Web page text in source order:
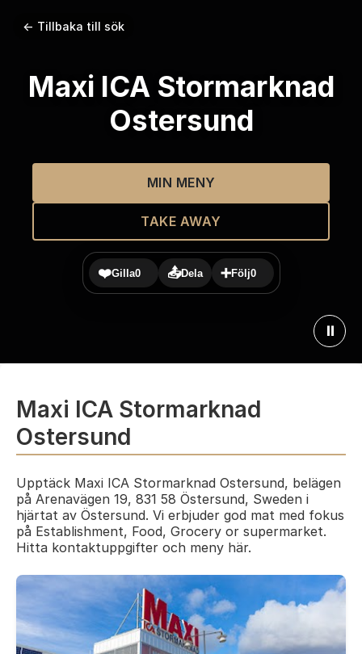
← Tillbaka till sök
Maxi ICA Stormarknad
Ostersund
MIN MENY
TAKE AWAY
❤️Gilla0 📤Dela ➕Följ0
⏸
Maxi ICA Stormarknad
Ostersund
Upptäck Maxi ICA Stormarknad Ostersund, belägen
på Arenavägen 19, 831 58 Östersund, Sweden i
hjärtat av Östersund. Vi erbjuder god mat med fokus
på Establishment, Food, Grocery or supermarket.
Hitta kontaktuppgifter och meny här.